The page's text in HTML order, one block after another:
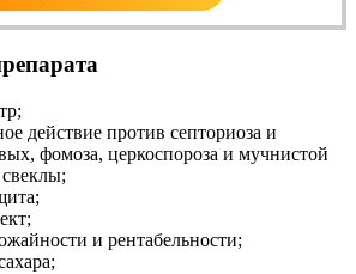
₽.
действие против септориоза и
фомоза, церкоспороза и мучнистой
и рентабельности;